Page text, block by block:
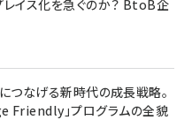
イス化を急ぐのか？ BtoB企
つなげる新時代の成長戦略。
」プログラムの全貌